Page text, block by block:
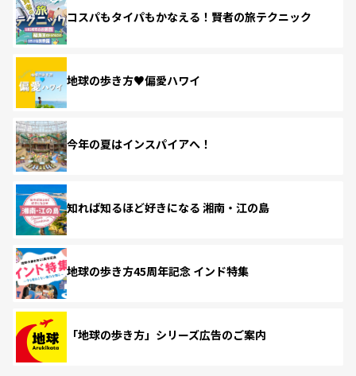
コスパもタイパもかなえる！賢者の旅テクニック
地球の歩き方♥偏愛ハワイ
今年の夏はインスパイアへ！
知れば知るほど好きになる 湘南・江の島
地球の歩き方45周年記念 インド特集
「地球の歩き方」シリーズ広告のご案内